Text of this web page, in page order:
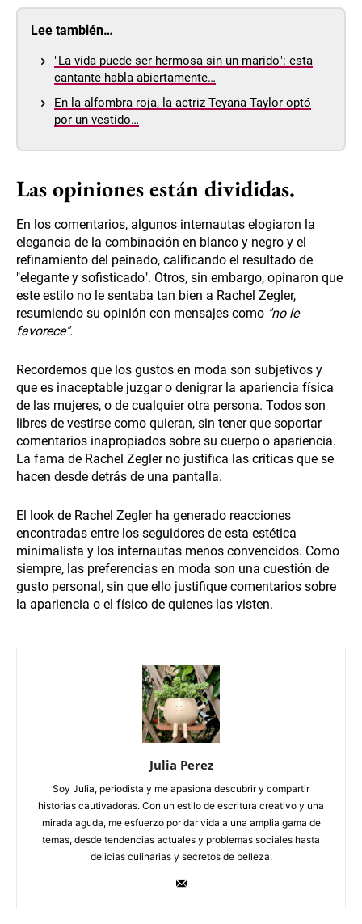
Lee también…
"La vida puede ser hermosa sin un marido": esta
cantante habla abiertamente…
En la alfombra roja, la actriz Teyana Taylor optó
por un vestido…
Las opiniones están divididas.
En los comentarios, algunos internautas elogiaron la
elegancia de la combinación en blanco y negro y el
refinamiento del peinado, calificando el resultado de
"elegante y sofisticado". Otros, sin embargo, opinaron que
este estilo no le sentaba tan bien a Rachel Zegler,
resumiendo su opinión con mensajes como "no le
favorece".
Recordemos que los gustos en moda son subjetivos y
que es inaceptable juzgar o denigrar la apariencia física
de las mujeres, o de cualquier otra persona. Todos son
libres de vestirse como quieran, sin tener que soportar
comentarios inapropiados sobre su cuerpo o apariencia.
La fama de Rachel Zegler no justifica las críticas que se
hacen desde detrás de una pantalla.
El look de Rachel Zegler ha generado reacciones
encontradas entre los seguidores de esta estética
minimalista y los internautas menos convencidos. Como
siempre, las preferencias en moda son una cuestión de
gusto personal, sin que ello justifique comentarios sobre
la apariencia o el físico de quienes las visten.
Julia Perez
Soy Julia, periodista y me apasiona descubrir y compartir
historias cautivadoras. Con un estilo de escritura creativo y una
mirada aguda, me esfuerzo por dar vida a una amplia gama de
temas, desde tendencias actuales y problemas sociales hasta
delicias culinarias y secretos de belleza.